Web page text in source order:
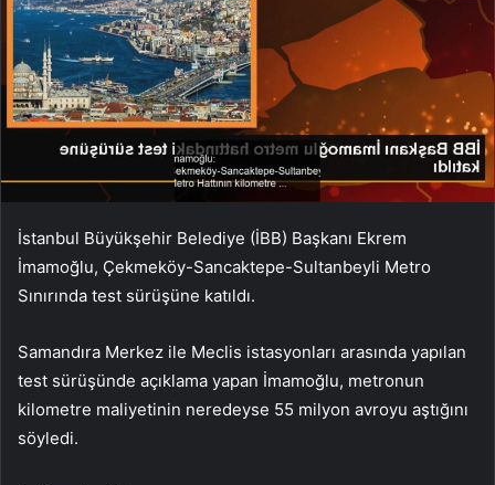
İstanbul Büyükşehir Belediye (İBB) Başkanı Ekrem
İmamoğlu, Çekmeköy-Sancaktepe-Sultanbeyli Metro
Sınırında test sürüşüne katıldı.
Samandıra Merkez ile Meclis istasyonları arasında yapılan
test sürüşünde açıklama yapan İmamoğlu, metronun
kilometre maliyetinin neredeyse 55 milyon avroyu aştığını
söyledi.